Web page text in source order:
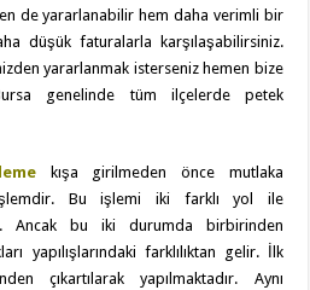
de yararlanabilir hem daha verimli bir
düşük faturalarla karşılaşabilirsiniz.
yararlanmak isterseniz hemen bize
genelinde tüm ilçelerde petek
kışa girilmeden önce mutlaka
işlemdir. Bu işlemi iki farklı yol ile
Ancak bu iki durumda birbirinden
yapılışlarındaki farklılıktan gelir. İlk
çıkartılarak yapılmaktadır. Aynı